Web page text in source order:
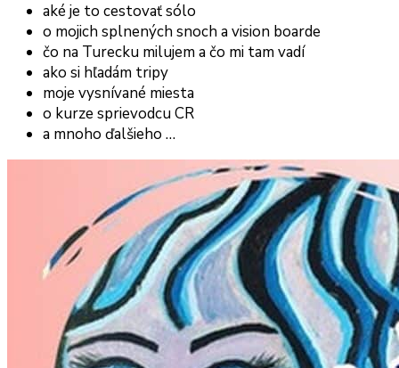
aké je to cestovať sólo
o mojich splnených snoch a vision boarde
čo na Turecku milujem a čo mi tam vadí
ako si hľadám tripy
moje vysnívané miesta
o kurze sprievodcu CR
a mnoho ďalšieho …